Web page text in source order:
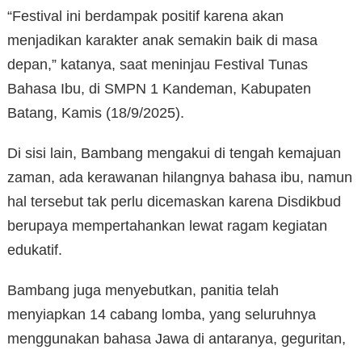
“Festival ini berdampak positif karena akan
menjadikan karakter anak semakin baik di masa
depan,” katanya, saat meninjau Festival Tunas
Bahasa Ibu, di SMPN 1 Kandeman, Kabupaten
Batang, Kamis (18/9/2025).
Di sisi lain, Bambang mengakui di tengah kemajuan
zaman, ada kerawanan hilangnya bahasa ibu, namun
hal tersebut tak perlu dicemaskan karena Disdikbud
berupaya mempertahankan lewat ragam kegiatan
edukatif.
Bambang juga menyebutkan, panitia telah
menyiapkan 14 cabang lomba, yang seluruhnya
menggunakan bahasa Jawa di antaranya, geguritan,